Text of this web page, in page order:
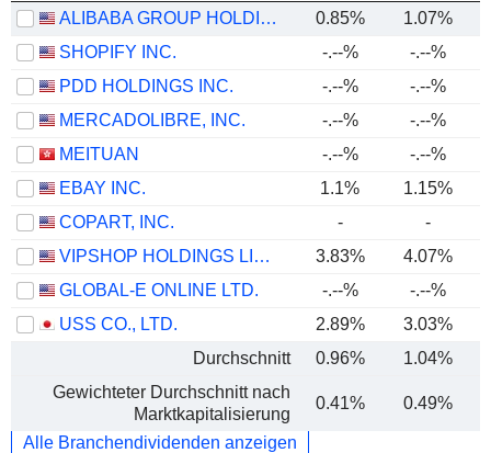
ALIBABA GROUP HOLDING LIMITED 0.85%
1.07%
SHOPIFY INC.
-.--% -.--%
PDD HOLDINGS INC.
-.--%
-.--%
MERCADOLIBRE, INC.
-.--%
-.--%
MEITUAN
-.--% -.--%
EBAY INC.
1.1% 1.15%
COPART, INC.
- -
VIPSHOP HOLDINGS LIMITED
3.83%
4.07%
GLOBAL-E ONLINE LTD.
-.--%
-.--%
USS CO., LTD.
2.89% 3.03%
Durchschnitt
0.96% 1.04%
Gewichteter Durchschnitt nach
Marktkapitalisierung
0.41% 0.49%
Alle Branchendividenden anzeigen